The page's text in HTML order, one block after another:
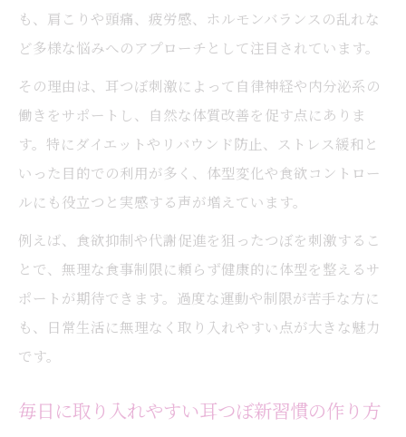
も、肩こりや頭痛、疲労感、ホルモンバランスの乱れな
ど多様な悩みへのアプローチとして注目されています。
その理由は、耳つぼ刺激によって自律神経や内分泌系の
働きをサポートし、自然な体質改善を促す点にありま
す。特にダイエットやリバウンド防止、ストレス緩和と
いった目的での利用が多く、体型変化や食欲コントロー
ルにも役立つと実感する声が増えています。
例えば、食欲抑制や代謝促進を狙ったつぼを刺激するこ
とで、無理な食事制限に頼らず健康的に体型を整えるサ
ポートが期待できます。過度な運動や制限が苦手な方に
も、日常生活に無理なく取り入れやすい点が大きな魅力
です。
毎日に取り入れやすい耳つぼ新習慣の作り方